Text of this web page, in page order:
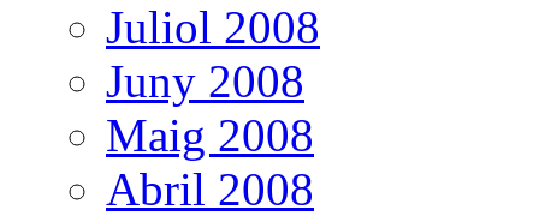
Juliol 2008
Juny 2008
Maig 2008
Abril 2008